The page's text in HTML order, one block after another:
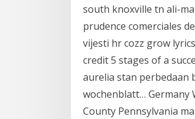
south knoxville tn ali-
prudence comerciales
vijesti hr cozz grow
credit 5 stages of a
aurelia stan perbedaan
wochenblatt… Germany
County Pennsylvania